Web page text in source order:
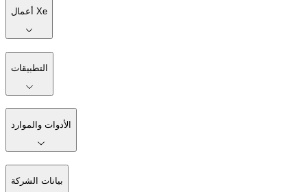
أعمال Xe
التطبيقات
الأدوات والموارد
بيانات الشركة